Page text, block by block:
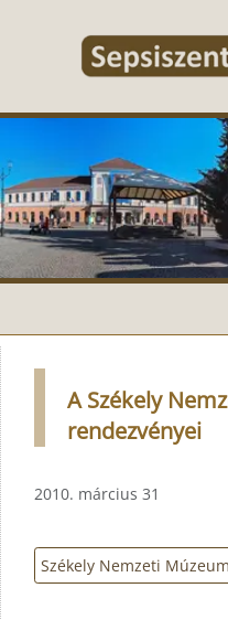
A Székely
rendezvényei
2010. március 31
Székely Nemzeti Múzeum